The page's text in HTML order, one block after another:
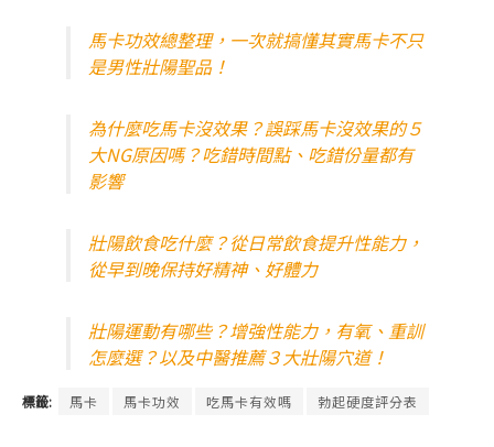
馬卡功效總整理，一次就搞懂其實馬卡不只
是男性壯陽聖品！
為什麼吃馬卡沒效果？誤踩馬卡沒效果的５
大NG原因嗎？吃錯時間點、吃錯份量都有
影響
壯陽飲食吃什麼？從日常飲食提升性能力，
從早到晚保持好精神、好體力
壯陽運動有哪些？增強性能力，有氧、重訓
怎麼選？以及中醫推薦３大壯陽穴道！
標籤: 馬卡 馬卡功效 吃馬卡有效嗎 勃起硬度評分表